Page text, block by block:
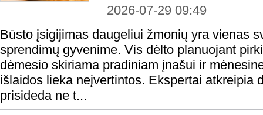
2026-07-29 09:49
Būsto įsigijimas daugeliui žmonių yra vienas
sprendimų gyvenime. Vis dėlto planuojant
dėmesio skiriama pradiniam įnašui ir
išlaidos lieka neįvertintos. Ekspertai atkreipia
prisideda ne t...